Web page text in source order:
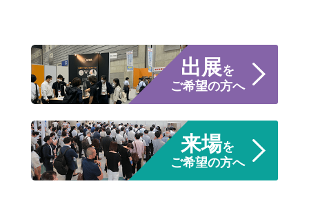
出展を
ご希望の方へ
来場を
ご希望の方へ